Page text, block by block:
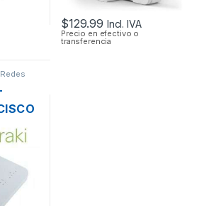
$129.99 Incl. IVA
Precio en efectivo o
transferencia
Redes